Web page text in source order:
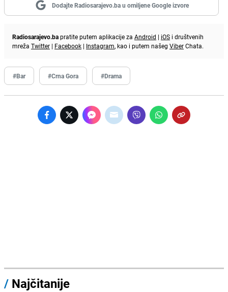
Dodajte Radiosarajevo.ba u omiljene Google izvore
Radiosarajevo.bapratite putem aplikacije za Android | iOS i društvenih
mreža Twitter | Facebook | Instagram, kao i putem našeg ViberChata.
#Bar #Crna Gora #Drama
/ Najčitanije